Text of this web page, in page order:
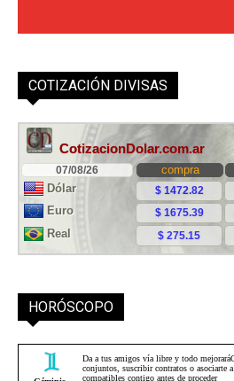
COTIZACIÓN DIVISAS
HORÓSCOPO